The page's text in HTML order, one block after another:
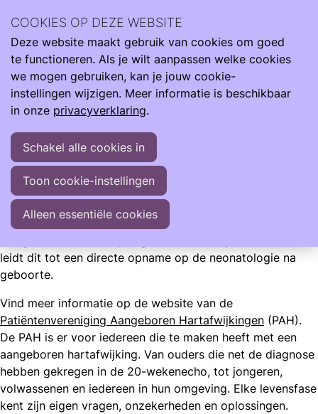
Zoeken
om je te ondersteunen als je kind te vroeg, te licht en ziek
geboren wordt.
Zwangerschap Aangeboren hartafwijking
Aangeboren hartafwijking
Van alle aangeboren afwijkingen zijn hartafwijkingen de
meest voorkomende. Ongeveer 8 op de 1000 kinderen
wordt geboren met een hartafwijking.
Care4Neo
leidt dit tot een directe opname op de neonatologie na
geboorte.
Vind meer informatie op de website van de
Patiëntenvereniging Aangeboren Hartafwijkingen (PAH).
De PAH is er voor iedereen die te maken heeft met een
aangeboren hartafwijking. Van ouders die net de diagnose
hebben gekregen in de 20-wekenecho, tot jongeren,
volwassenen en iedereen in hun omgeving. Elke levensfase
kent zijn eigen vragen, onzekerheden en oplossingen.
COOKIES OP DEZE WEBSITE
Deze website maakt gebruik van cookies om goed
te functioneren. Als je wilt aanpassen welke cookies
we mogen gebruiken, kan je jouw cookie-
instellingen wijzigen. Meer informatie is beschikbaar
in onze privacyverklaring.
Schakel alle cookies in
Toon cookie-instellingen
Alleen essentiële cookies